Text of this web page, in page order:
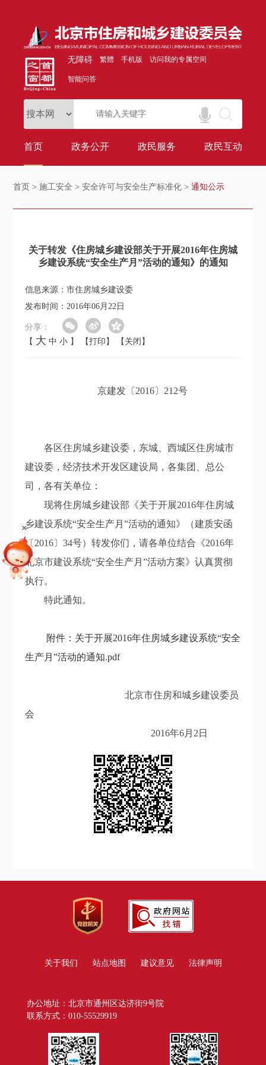
无障碍 繁體 手机版 访问我的专属空间
智能问答
首页 政务公开 政民服务 政民互动
首页 >施工安全 >安全许可与安全生产标准化 >通知公示
关于转发《住房城乡建设部关于开展2016年住房城
乡建设系统“安全生产月”活动的通知》的通知
信息来源：市住房城乡建设委
发布时间：2016年06月22日
分享：
【 大 中 小 】 【打印】 【关闭】
京建发〔2016〕212号
各区住房城乡建设委，东城、西城区住房城市
建设委，经济技术开发区建设局，各集团、总公
司，各有关单位：
现将住房城乡建设部《关于开展2016年住房城
乡建设系统“安全生产月”活动的通知》（建质安函
〔2016〕34号）转发你们，请各单位结合《2016年
北京市建设系统“安全生产月”活动方案》认真贯彻
执行。
特此通知。
附件：关于开展2016年住房城乡建设系统“安全
生产月”活动的通知.pdf
北京市住房和城乡建设委员
会
2016年6月2日
+
关于我们 站点地图 建议意见 法律声明
办公地址：北京市通州区达济街9号院
联系方式：010-55529919